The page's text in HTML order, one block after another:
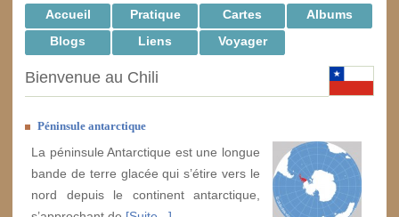
Accueil Pratique Cartes
Albums
Blogs
Liens Voyager
Bienvenue au Chili
Péninsule antarctique
La péninsule Antarctique est une longue
bande de terre glacée qui s’étire vers le
nord depuis le continent antarctique,